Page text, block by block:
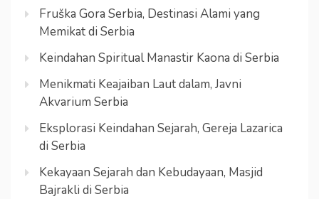
Fruška Gora Serbia, Destinasi Alami yang
Memikat di Serbia
Keindahan Spiritual Manastir Kaona di Serbia
Menikmati Keajaiban Laut dalam, Javni
Akvarium Serbia
Eksplorasi Keindahan Sejarah, Gereja Lazarica
di Serbia
Kekayaan Sejarah dan Kebudayaan, Masjid
Bajrakli di Serbia